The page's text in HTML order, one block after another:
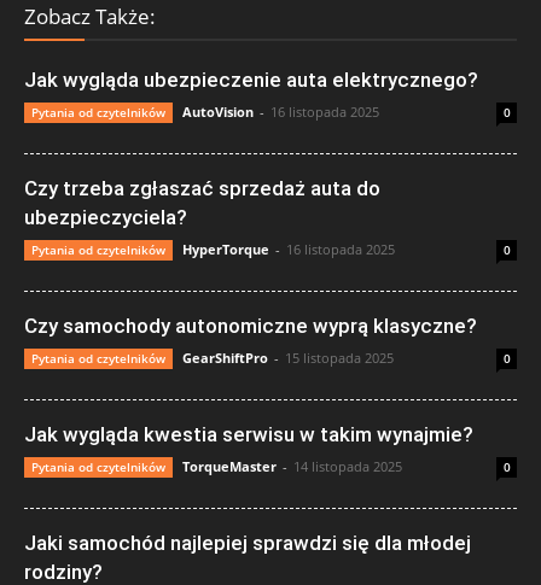
Zobacz Także:
Jak wygląda ubezpieczenie auta elektrycznego?
Pytania od czytelników AutoVision - 16 listopada 2025 0
Czy trzeba zgłaszać sprzedaż auta do
ubezpieczyciela?
Pytania od czytelników HyperTorque - 16 listopada 2025 0
Czy samochody autonomiczne wyprą klasyczne?
Pytania od czytelników GearShiftPro - 15 listopada 2025 0
Jak wygląda kwestia serwisu w takim wynajmie?
Pytania od czytelników TorqueMaster - 14 listopada 2025 0
Jaki samochód najlepiej sprawdzi się dla młodej
rodziny?